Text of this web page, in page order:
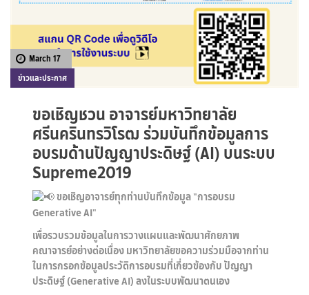
March 17
ข่าวและประกาศ
ขอเชิญชวน อาจารย์มหาวิทยาลัย
ศรีนครินทรวิโรฒ ร่วมบันทึกข้อมูลการ
อบรมด้านปัญญาประดิษฐ์ (AI) บนระบบ
Supreme2019
ขอเชิญอาจารย์ทุกท่านบันทึกข้อมูล "การอบรม
Generative AI"
เพื่อรวบรวมข้อมูลในการวางแผนและพัฒนาศักยภาพ
คณาจารย์อย่างต่อเนื่อง มหาวิทยาลัยขอความร่วมมือจากท่าน
ในการกรอกข้อมูลประวัติการอบรมที่เกี่ยวข้องกับ ปัญญา
ประดิษฐ์ (Generative AI) ลงในระบบพัฒนาตนเอง